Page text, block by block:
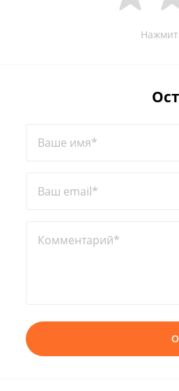
Ваше имя*
Ваш email*
Комментарий*